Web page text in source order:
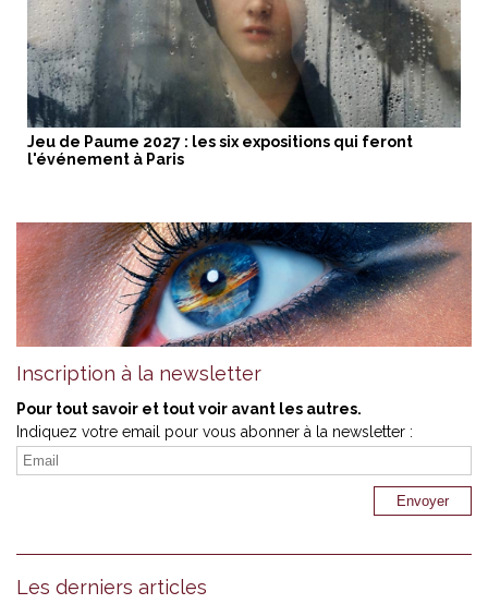
Jeu de Paume 2027 : les six expositions qui feront
l'événement à Paris
Inscription à la newsletter
Pour tout savoir et tout voir avant les autres.
Indiquez votre email pour vous abonner à la newsletter :
Les derniers articles